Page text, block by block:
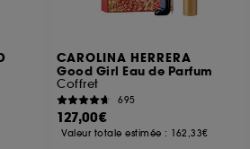
CAROLINA HERRERA
Good Girl Eau de Parfum
Coffret
695
127,00€
Valeur totale estimée : 162,33€